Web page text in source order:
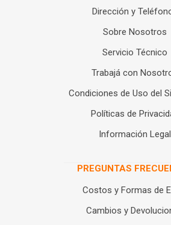
Dirección y
Sobre Nosotros
Servicio Técnico
Trabajá con
Condiciones de Uso del
Políticas de
Información Legal
PREGUNTAS
Costos y Formas de
Cambios y